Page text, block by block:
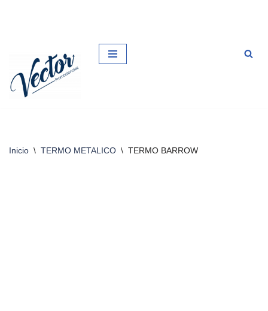
contenido
Inicio \ TERMO METALICO \ TERMO BARROW